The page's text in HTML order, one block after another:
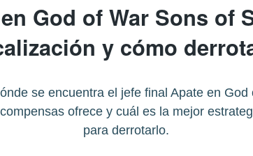
God of War Sons of
y cómo
se encuentra el jefe final Apate en God
ofrece y cuál es la mejor
para derrotarlo.